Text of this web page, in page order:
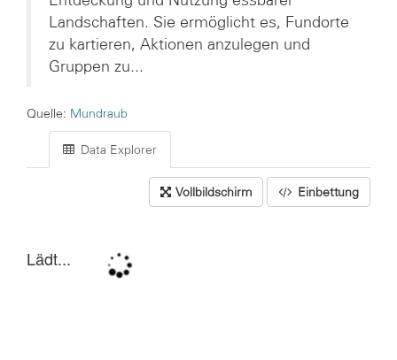
Landschaften. Sie ermöglicht es, Fundorte
zu kartieren, Aktionen anzulegen und
Gruppen zu...
Quelle: Mundraub
Data Explorer
Vollbildschirm Einbettung